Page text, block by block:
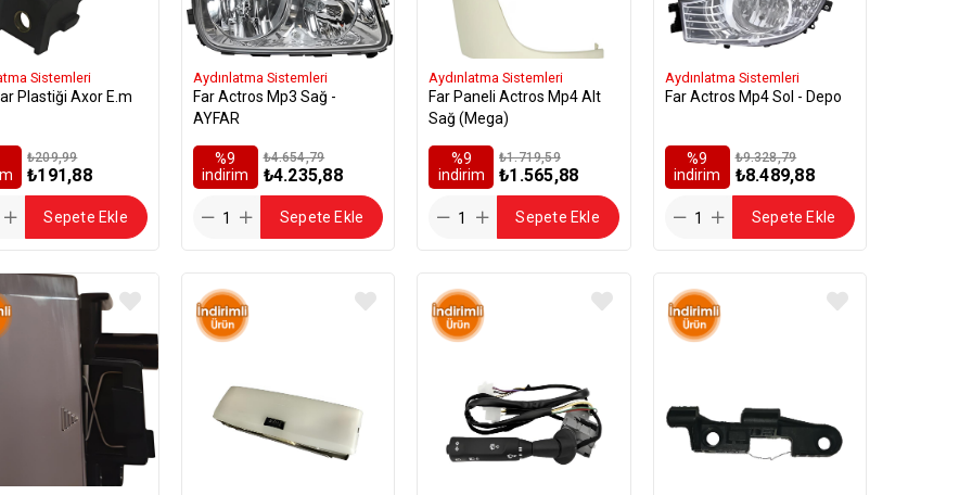
Sistemleri
Plastiği Axor E.m
₺191,88
₺209,99
Sepete Ekle
Aydınlatma Sistemleri
Far Actros Mp3 Sağ -
AYFAR
%9
i̇ndirim
₺4.235,88
₺4.654,79
Sepete Ekle
Aydınlatma Sistemleri
Far Paneli Actros Mp4 Alt
Sağ (Mega)
%9
i̇ndirim
₺1.565,88
₺1.719,59
Sepete Ekle
Aydınlatma Sistemleri
Far Actros Mp4 Sol - Depo
%9
i̇ndirim
₺8.489,88
₺9.328,79
Sepete Ekle